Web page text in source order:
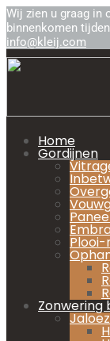
Wij zien u graag in
binnenkomen
info@kleij.com
Home
Gordijnen
Zonwering